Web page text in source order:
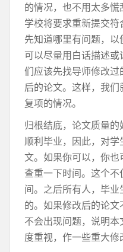
的情况，也不用太多慌
学校将要求重新提交
先知道哪里有问题，
可以尽量用白话描述
们应该先找导师修改
后的论文。这样，我
复项的情况。
归根结底，论文质量
顺利毕业，因此，对
文。如果你可以，你
查重一下时间。这个
间。之后所有人，毕
的。如果修改后的论
不会出现问题，说明
度重视，作一些重大修